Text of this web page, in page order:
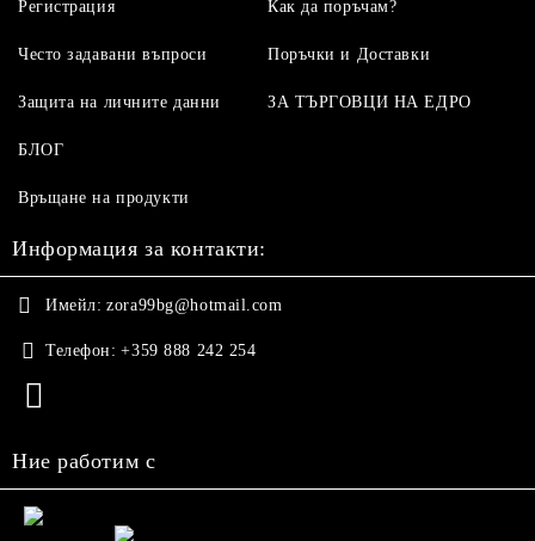
Регистрация Как да поръчам?
Често задавани въпроси
Защита на личните данни
БЛОГ
Връщане на продукти
Поръчки и Доставки
ЗА ТЪРГОВЦИ НА ЕДРО
Информация за контакти:
Имейл: zora99bg@hotmail.com
Телефон: +359 888 242 254
Ние работим с